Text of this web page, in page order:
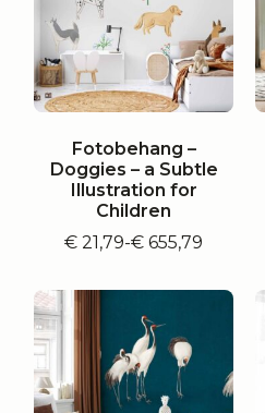
Fotobehang –
Doggies – a Subtle
Illustration for
Children
€ 21,79-€ 655,79
Prijsklasse:
tot
€ 655,79